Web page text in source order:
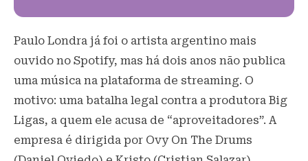
Paulo Londra já foi o artista argentino mais
ouvido no Spotify, mas há dois anos não publica
uma música na plataforma de streaming. O
motivo: uma batalha legal contra a produtora Big
Ligas, a quem ele acusa de “aproveitadores”. A
empresa é dirigida por Ovy On The Drums